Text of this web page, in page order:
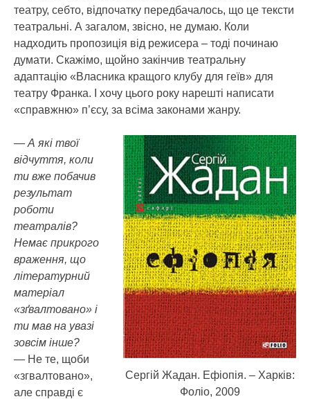
театру, себто, відпочатку передбачалось, що це тексти
театральні. А загалом, звісно, не думаю. Коли
надходить пропозиція від режисера – тоді починаю
думати. Скажімо, щойно закінчив театральну
адаптацію «Власника кращого клубу для геїв» для
театру Франка. І хочу цього року нарешті написати
«справжню» п’єсу, за всіма законами жанру.
Сергій Жадан. Ефіопія. – Харків:
Фоліо, 2009
— А які твої
відчуття, коли
ти вже побачив
результат
роботи
театралів?
Немає прикрого
враження, що
літературний
матеріал
«зґвалтовано» і
ти мав на увазі
зовсім інше?
— Не те, щоби
«згвалтовано»,
але справді є